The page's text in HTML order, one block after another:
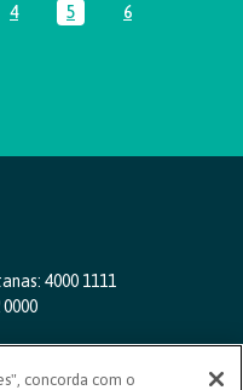
intermediárias Usar ABA
Página
4 Página
5 Página
6
para navegar.
4000 1111
0000
concorda com o